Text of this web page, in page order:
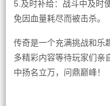
5.及时补给：战斗中及时
免因血量耗尽而被击杀。
传奇是一个充满挑战和乐
多精彩内容等待玩家们亲
中扬名立万，问鼎巅峰！